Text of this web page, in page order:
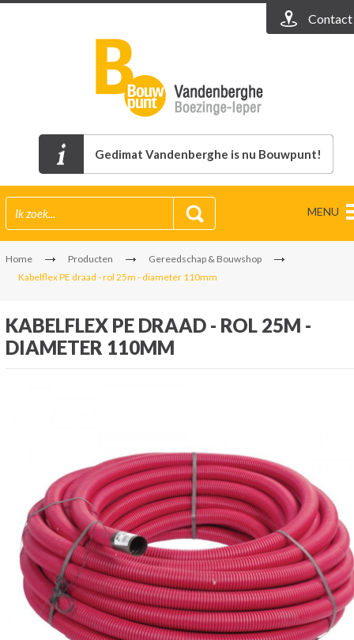
Contact
Gedimat Vandenberghe is nu Bouwpunt!
MENU
Home Producten
Gereedschap & Bouwshop
Kabelflex PE draad - rol 25m - diameter 110mm
KABELFLEX PE DRAAD - ROL 25M -
DIAMETER 110MM